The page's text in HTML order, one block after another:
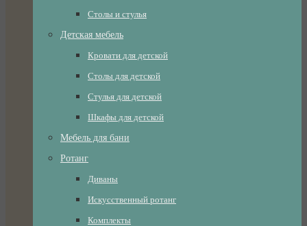
Столы и стулья
Детская мебель
Кровати для детской
Столы для детской
Стулья для детской
Шкафы для детской
Мебель для бани
Ротанг
Диваны
Искусственный ротанг
Комплекты